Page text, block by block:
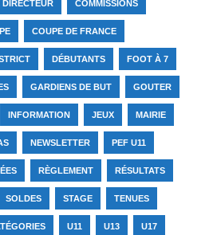
DIRECTEUR COMMISSIONS
COUPE DE FRANCE
DÉBUTANTS FOOT À 7
GARDIENS DE BUT GOUTER
INFORMATION JEUX MAIRIE
NEWSLETTER PEF U11
RÈGLEMENT RÉSULTATS
SOLDES STAGE TENUES
U11 U13 U17